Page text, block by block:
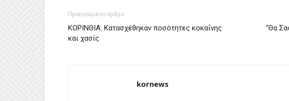
Προηγούμενο άρθρο
ΚΟΡΙΝΘΙΑ: Κατασχέθηκαν ποσότητες κοκαΐνης
και χασίς
“Θα
kornews